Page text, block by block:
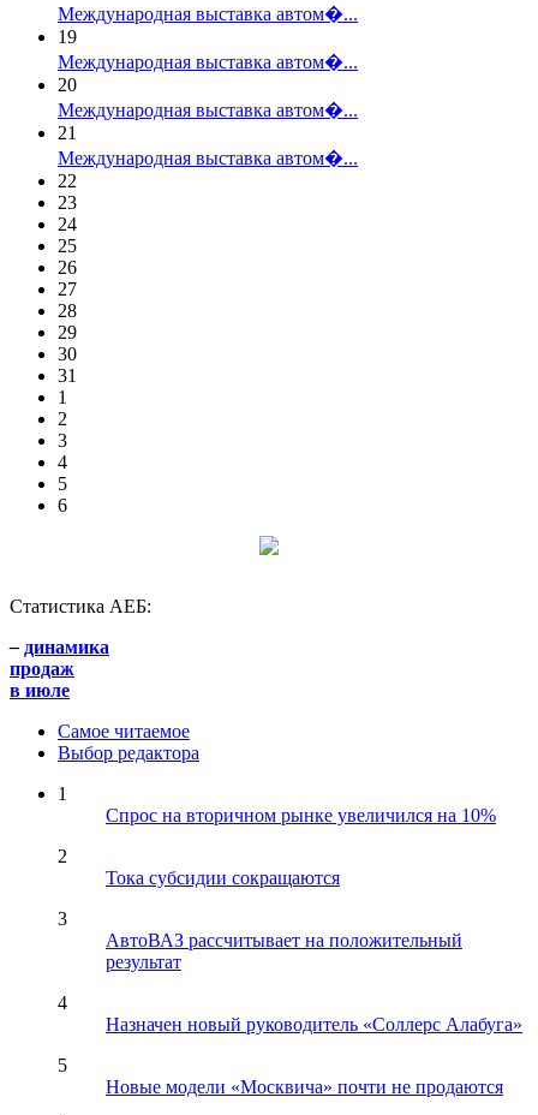
Международная выставка автом�...
19
Международная выставка автом�...
20
Международная выставка автом�...
21
Международная выставка автом�...
22
23
24
25
26
27
28
29
30
31
1
2
3
4
5
6
Статистика АЕБ:
– динамика
продаж
в июле
Самое читаемое
Выбор редактора
1
Спрос на вторичном рынке увеличился на 10%
2
Тока субсидии сокращаются
3
АвтоВАЗ рассчитывает на положительный
результат
4
Назначен новый руководитель «Соллерс Алабуга»
5
Новые модели «Москвича» почти не продаются